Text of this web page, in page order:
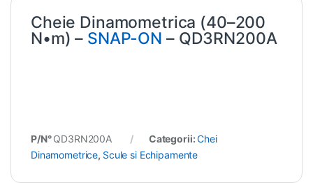
Cheie Dinamometrica (40–200
N•m) – SNAP-ON – QD3RN200A
P/N°QD3RN200A Categorii:Chei
Dinamometrice, Scule si Echipamente